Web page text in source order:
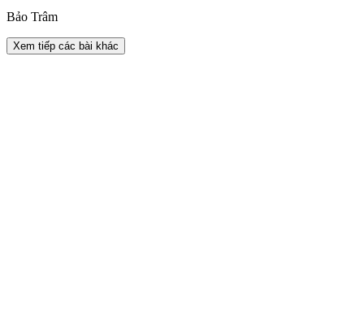
Bảo Trâm
Xem tiếp các bài khác